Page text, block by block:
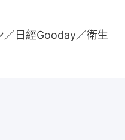
／日經Gooday／衛生